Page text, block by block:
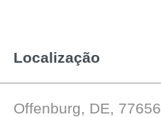
Localização
Offenburg, DE, 77656